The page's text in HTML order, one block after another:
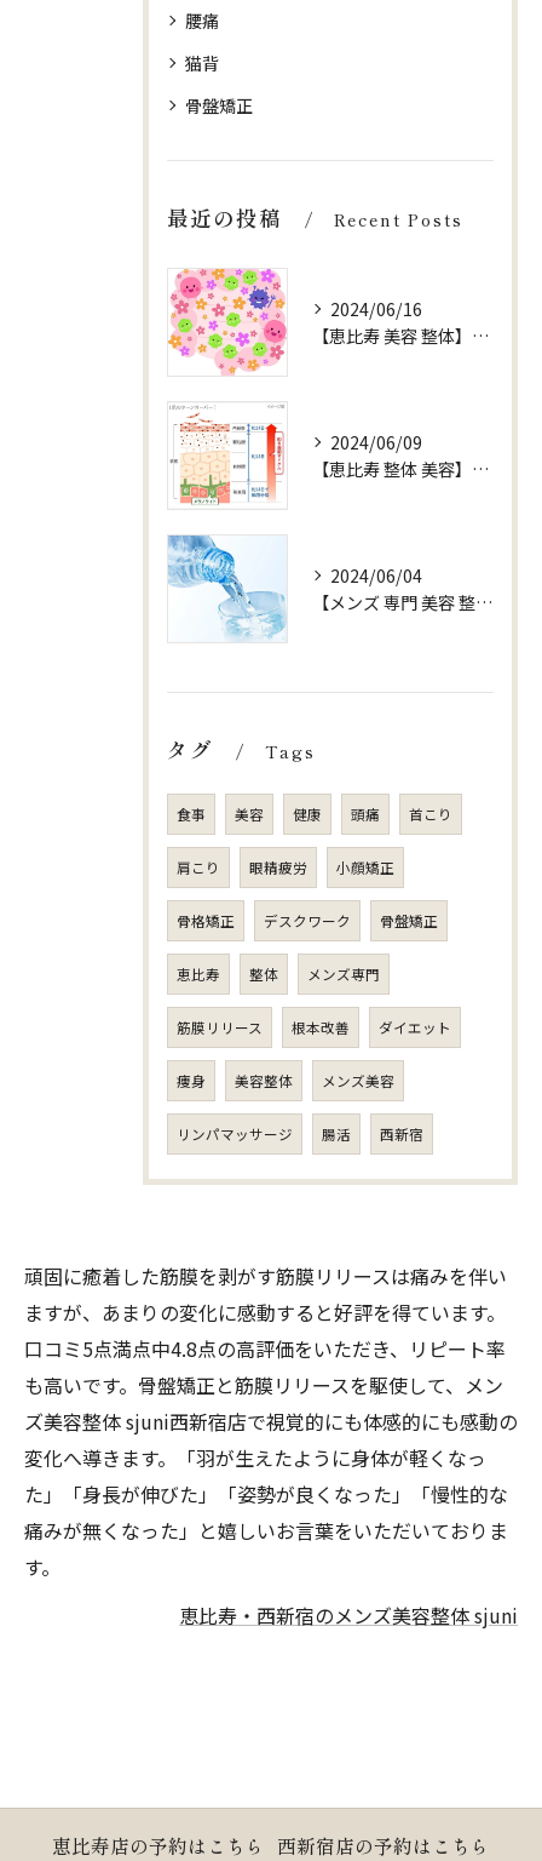
腰痛
猫背
骨盤矯正
最近の投稿 Recent Posts
2024/06/16
【恵比寿 美容 整体】【健康 腸内環境】
2024/06/09
【恵比寿 整体 美容】お水 ターンオーバー
2024/06/04
【メンズ 専門 美容 整体 sjuni】【水以外ののみものはOK?】
タグ Tags
食事 美容 健康 頭痛 首こり
肩こり 眼精疲労 小顔矯正
骨格矯正 デスクワーク 骨盤矯正
恵比寿 整体 メンズ専門
筋膜リリース 根本改善 ダイエット
痩身 美容整体 メンズ美容
リンパマッサージ 腸活 西新宿
頑固に癒着した筋膜を剥がす筋膜リリースは痛みを伴い
ますが、あまりの変化に感動すると好評を得ています。
口コミ5点満点中4.8点の高評価をいただき、リピート率
も高いです。骨盤矯正と筋膜リリースを駆使して、メン
ズ美容整体 sjuni西新宿店で視覚的にも体感的にも感動の
変化へ導きます。「羽が生えたように身体が軽くなっ
た」「身長が伸びた」「姿勢が良くなった」「慢性的な
痛みが無くなった」と嬉しいお言葉をいただいておりま
す。
恵比寿・西新宿のメンズ美容整体 sjuni
恵比寿店の予約はこちら 西新宿店の予約はこちら